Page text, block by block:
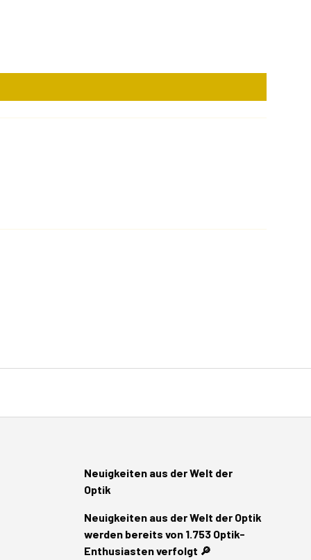
Neuigkeiten aus der Welt der
Optik
Neuigkeiten aus der Welt der Optik
werden bereits von 1.753 Optik-
Enthusiasten verfolgt 🔎